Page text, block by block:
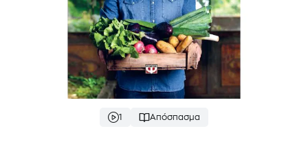
1 Απόσπασμα